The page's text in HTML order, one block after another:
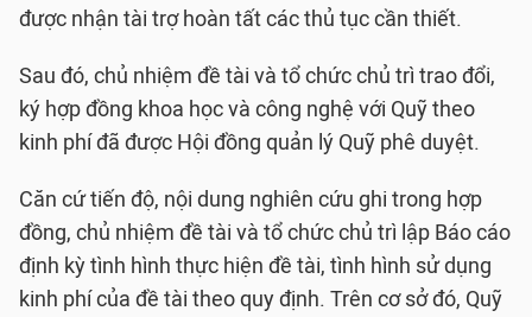
được nhận tài trợ hoàn tất các thủ tục cần thiết.
Sau đó, chủ nhiệm đề tài và tổ chức chủ trì trao đổi,
ký hợp đồng khoa học và công nghệ với Quỹ theo
kinh phí đã được Hội đồng quản lý Quỹ phê duyệt.
Căn cứ tiến độ, nội dung nghiên cứu ghi trong hợp
đồng, chủ nhiệm đề tài và tổ chức chủ trì lập Báo cáo
định kỳ tình hình thực hiện đề tài, tình hình sử dụng
kinh phí của đề tài theo quy định. Trên cơ sở đó, Quỹ